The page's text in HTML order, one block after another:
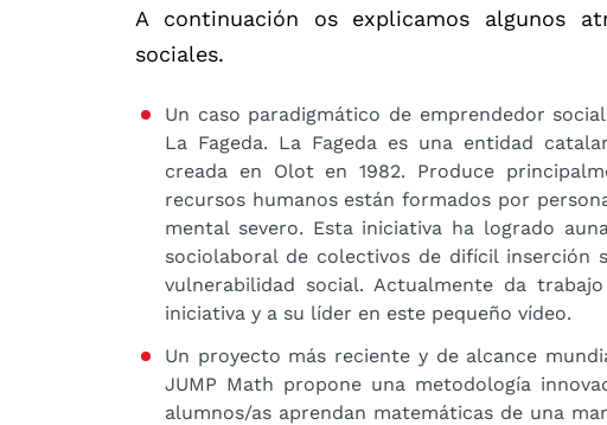
A continuación os explicamos algunos
sociales.
Un caso paradigmático de emprendedor
La Fageda. La Fageda es una entidad
creada en Olot en 1982. Produce
recursos humanos están formados por
mental severo. Esta iniciativa ha logrado
sociolaboral de colectivos de difícil inserción
vulnerabilidad social. Actualmente da
iniciativa y a su líder en este pequeño vídeo.
Un proyecto más reciente y de alcance
JUMP Math propone una metodología
alumnos/as aprendan matemáticas de una